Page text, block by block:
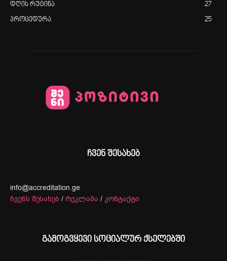
დღის რუტინა 27
პროცედურა 25
ჩვენ შესახებ
info@accreditation.ge
ჩვენს შესახებ / რეკლამა / კონტაქტი
გამოგვყევი სოციალურ ქსელებში